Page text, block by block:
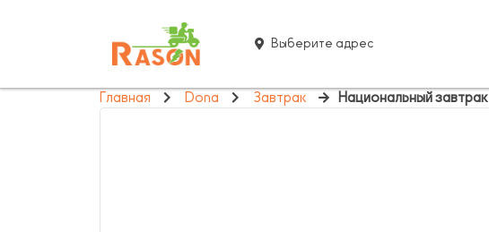
Выберите адрес
Главная Dona Завтрак Национальный завтрак